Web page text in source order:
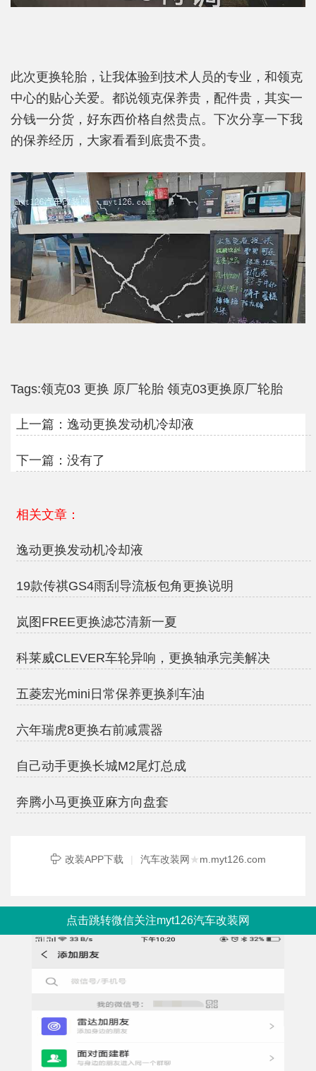
此次更换轮胎，让我体验到技术人员的专业，和领克
中心的贴心关爱。都说领克保养贵，配件贵，其实一
分钱一分货，好东西价格自然贵点。下次分享一下我
的保养经历，大家看看到底贵不贵。
Tags:领克03 更换 原厂轮胎 领克03更换原厂轮胎
上一篇： 逸动更换发动机冷却液
下一篇：没有了
相关文章：
逸动更换发动机冷却液
19款传祺GS4雨刮导流板包角更换说明
岚图FREE更换滤芯清新一夏
科莱威CLEVER车轮异响，更换轴承完美解决
五菱宏光mini日常保养更换刹车油
六年瑞虎8更换右前减震器
自己动手更换长城M2尾灯总成
奔腾小马更换亚麻方向盘套
改装APP下载 | 汽车改装网 ★m.myt126.com
点击跳转微信关注myt126汽车改装网